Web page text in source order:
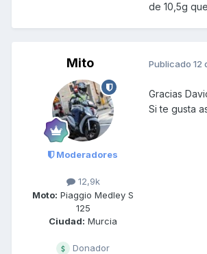
de 10,5g
Mito
Moderadores
12,9k
Moto: Piaggio Medley S
125
Ciudad: Murcia
Donador
Publicado 12
Gracias
Si te gusta